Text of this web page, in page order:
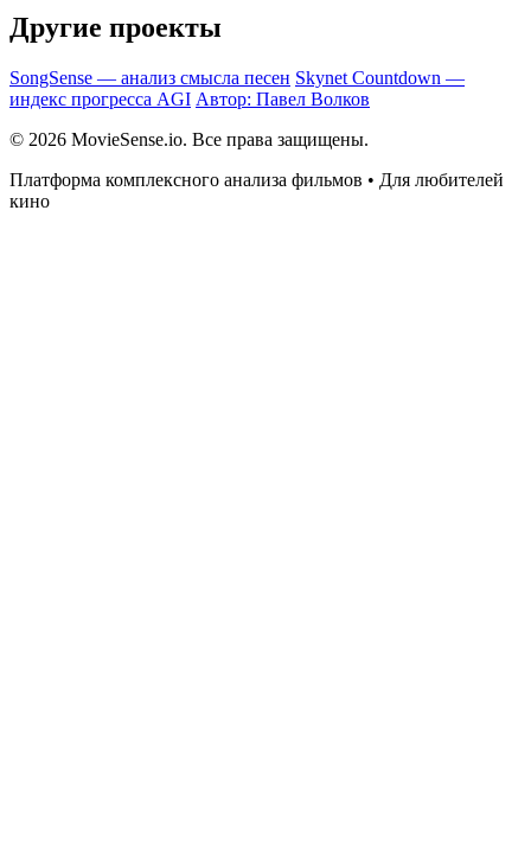
Другие проекты
SongSense — анализ смысла песен Skynet Countdown —
индекс прогресса AGI Автор: Павел Волков
© 2026 MovieSense.io. Все права защищены.
Платформа комплексного анализа фильмов • Для любителей
кино